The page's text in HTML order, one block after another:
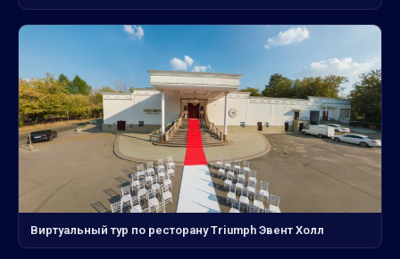
Виртуальный тур по ресторану Triumph Эвент Холл